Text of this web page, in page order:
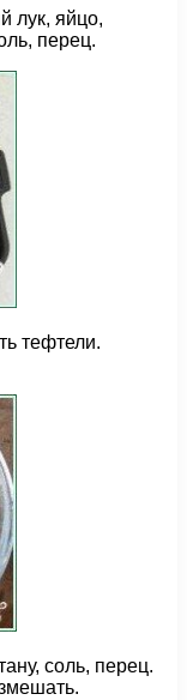
лук, яйцо,
перец.
тефтели.
соль, перец.